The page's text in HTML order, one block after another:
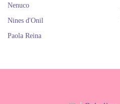
Nenuco
Nines d'Onil
Paola Reina